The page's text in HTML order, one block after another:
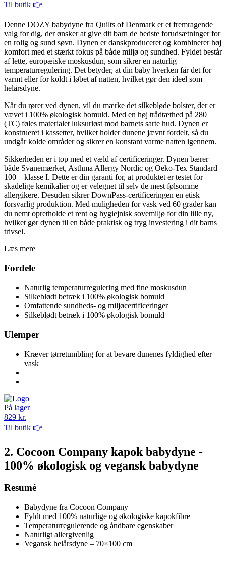
Til butik 👉
Denne DOZY babydyne fra Quilts of Denmark er et fremragende
valg for dig, der ønsker at give dit barn de bedste forudsætninger for
en rolig og sund søvn. Dynen er danskproduceret og kombinerer høj
komfort med et stærkt fokus på både miljø og sundhed. Fyldet består
af lette, europæiske moskusdun, som sikrer en naturlig
temperaturregulering. Det betyder, at din baby hverken får det for
varmt eller for koldt i løbet af natten, hvilket gør den ideel som
helårsdyne.
Når du rører ved dynen, vil du mærke det silkebløde bolster, der er
vævet i 100% økologisk bomuld. Med en høj trådtæthed på 280
(TC) føles materialet luksuriøst mod barnets sarte hud. Dynen er
konstrueret i kassetter, hvilket holder dunene jævnt fordelt, så du
undgår kolde områder og sikrer en konstant varme natten igennem.
Sikkerheden er i top med et væld af certificeringer. Dynen bærer
både Svanemærket, Asthma Allergy Nordic og Oeko-Tex Standard
100 – klasse I. Dette er din garanti for, at produktet er testet for
skadelige kemikalier og er velegnet til selv de mest følsomme
allergikere. Desuden sikrer DownPass-certificeringen en etisk
forsvarlig produktion. Med muligheden for vask ved 60 grader kan
du nemt opretholde et rent og hygiejnisk sovemiljø for din lille ny,
hvilket gør dynen til en både praktisk og tryg investering i dit barns
trivsel.
Læs mere
Fordele
Naturlig temperaturregulering med fine moskusdun
Silkeblødt betræk i 100% økologisk bomuld
Omfattende sundheds- og miljøcertificeringer
Silkeblødt betræk i 100% økologisk bomuld
Ulemper
Kræver tørretumbling for at bevare dunenes fyldighed efter
vask
På lager
829 kr.
Til butik 👉
2. Cocoon Company kapok babydyne -
100% økologisk og vegansk babydyne
Resumé
Babydyne fra Cocoon Company
Fyldt med 100% naturlige og økologiske kapokfibre
Temperaturregulerende og åndbare egenskaber
Naturligt allergivenlig
Vegansk helårsdyne – 70×100 cm